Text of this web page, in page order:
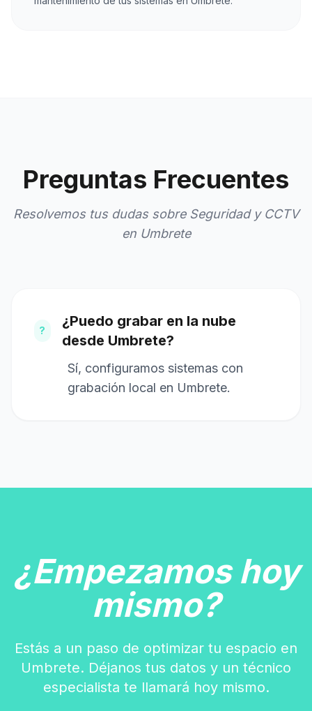
Preguntas Frecuentes
Resolvemos tus dudas sobre Seguridad y CCTV
en Umbrete
?
¿Puedo grabar en la nube
desde Umbrete?
Sí, configuramos sistemas con
grabación local en Umbrete.
¿Empezamos hoy
mismo?
Estás a un paso de optimizar tu espacio en
Umbrete. Déjanos tus datos y un técnico
especialista te llamará hoy mismo.